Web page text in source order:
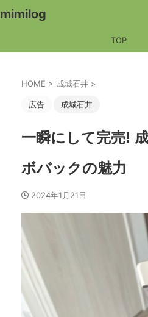
mimilog
TOP
HOME > 成城石井 >
広告 成城石井
一瞬にして完売!
ボバックの魅力
2024年1月21日